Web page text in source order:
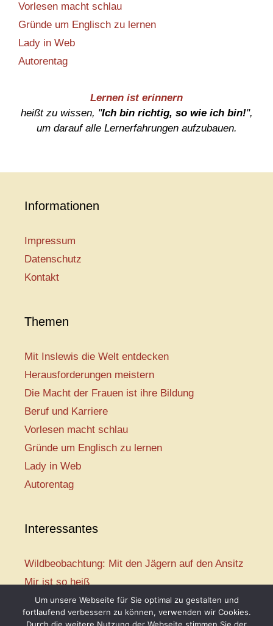
Vorlesen macht schlau
Gründe um Englisch zu lernen
Lady in Web
Autorentag
Lernen ist erinnern
heißt zu wissen, "Ich bin richtig, so wie ich bin!",
um darauf alle Lernerfahrungen aufzubauen.
Informationen
Impressum
Datenschutz
Kontakt
Themen
Mit Inslewis die Welt entdecken
Herausforderungen meistern
Die Macht der Frauen ist ihre Bildung
Beruf und Karriere
Vorlesen macht schlau
Gründe um Englisch zu lernen
Lady in Web
Autorentag
Interessantes
Wildbeobachtung: Mit den Jägern auf den Ansitz
Mir ist so heiß
Mission: Rettungsschwimmer
Vogelwelt-Entdeckertour
Um unsere Webseite für Sie optimal zu gestalten und
fortlaufend verbessern zu können, verwenden wir Cookies.